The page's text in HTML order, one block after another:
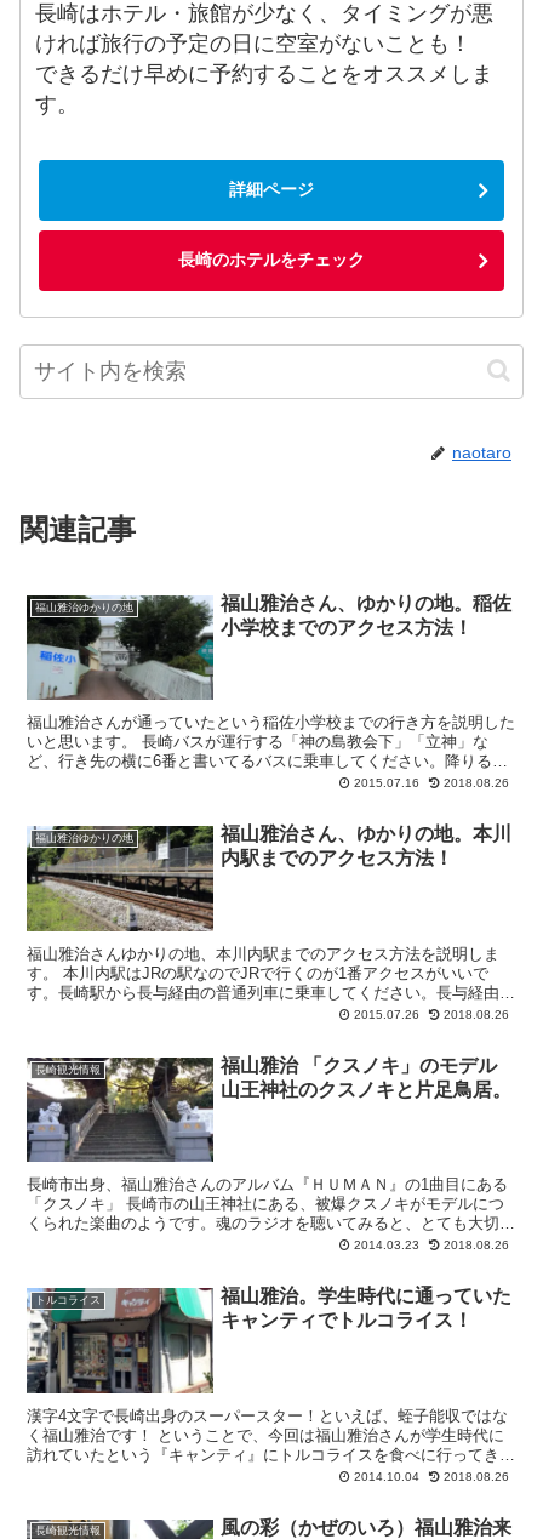
長崎はホテル・旅館が少なく、タイミングが悪
ければ旅行の予定の日に空室がないことも！
できるだけ早めに予約することをオススメしま
す。
詳細ページ
長崎のホテルをチェック
naotaro
関連記事
福山雅治ゆかりの地
福山雅治さん、ゆかりの地。稲佐
小学校までのアクセス方法！
福山雅治さんが通っていたという稲佐小学校までの行き方を説明した
いと思います。 長崎バスが運行する「神の島教会下」「立神」な
ど、行き先の横に6番と書いてるバスに乗車してください。降りるバ
ス停は「稲佐橋」バス停です。料金は長崎駅から1...
2015.07.16 2018.08.26
福山雅治ゆかりの地
福山雅治さん、ゆかりの地。本川
内駅までのアクセス方法！
福山雅治さんゆかりの地、本川内駅までのアクセス方法を説明しま
す。 本川内駅はJRの駅なのでJRで行くのが1番アクセスがいいで
す。長崎駅から長与経由の普通列車に乗車してください。長与経由で
あれば行き先はどこでもOKです。降りる駅...2015.07.26 2018.08.26
長崎観光情報
福山雅治 「クスノキ」のモデル
山王神社のクスノキと片足鳥居。
長崎市出身、福山雅治さんのアルバム『ＨＵＭＡＮ』の1曲目にある
「クスノキ」 長崎市の山王神社にある、被爆クスノキがモデルにつ
くられた楽曲のようです。魂のラジオを聴いてみると、とても大切に
2014.03.23 2018.08.26
トルコライス
福山雅治。学生時代に通っていた
キャンティでトルコライス！
漢字4文字で長崎出身のスーパースター！といえば、蛭子能収ではな
く福山雅治です！ ということで、今回は福山雅治さんが学生時代に
訪れていたという『キャンティ』にトルコライスを食べに行ってきま
2014.10.04 2018.08.26
長崎観光情報
風の彩（かぜのいろ）福山雅治来